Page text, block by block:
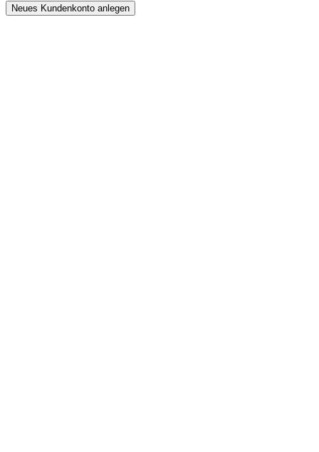
Neues Kundenkonto anlegen